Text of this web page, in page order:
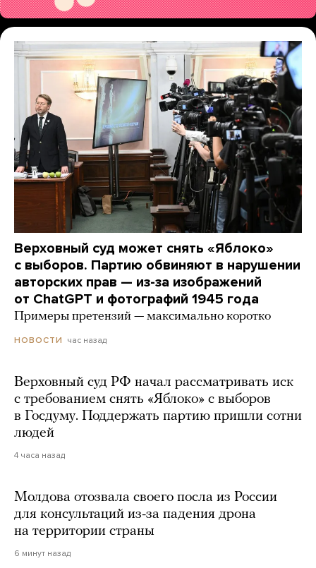
Верховный суд может снять «Яблоко»
с выборов. Партию обвиняют в нарушении
авторских прав — из-за изображений
от ChatGPT и фотографий 1945 года
Примеры претензий — максимально коротко
НОВОСТИ час назад
Верховный суд РФ начал рассматривать иск
с требованием снять «Яблоко» с выборов
в Госдуму. Поддержать партию пришли сотни
людей
4 часа назад
Молдова отозвала своего посла из России
для консультаций из-за падения дрона
на территории страны
6 минут назад